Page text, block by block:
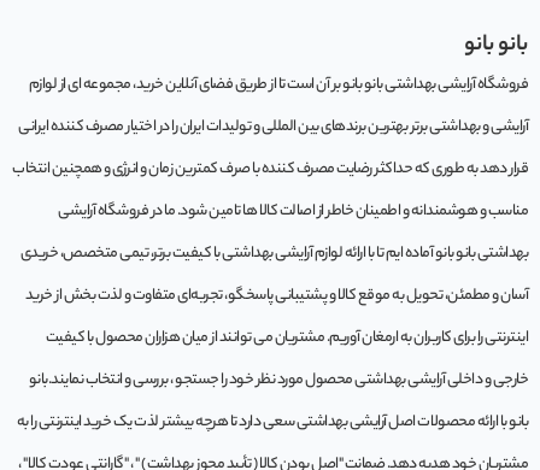
بانو بانو
فروشگاه آرایشی بهداشتی بانو بانو بر آن است تا از طریق فضای آنلاین خرید، مجموعه‌ ای از لوازم
آرایشی و بهداشتی برتر بهترین برندهای بین المللی و تولیدات ایران را در اختیار مصرف کننده ایرانی
قرار دهد به طوری که حداکثر رضایت مصرف کننده با صرف کمترین زمان و انرژی و همچنین انتخاب
مناسب و هوشمندانه و اطمینان خاطر از اصالت کالا ها تامین شود. ما در فروشگاه آرایشی
بهداشتی بانو بانو آماده ایم تا با ارائه لوازم آرایشی بهداشتی با کیفیت برتر، تیمی متخصص، خریدی
آسان و مطمئن، تحویل به موقع کالا و پشتیبانی پاسخگو، تجربه‌ای متفاوت و لذت بخش از خرید
اینترنتی را برای کاربران به ارمغان آوریم. مشتريان می توانند از ميان هزاران محصول با کيفيت
خارجی و داخلی آرایشی بهداشتی محصول مورد نظر خود را جستجو ، بررسی و انتخاب نمايند.بانو
بانو با ارائه محصولات اصل آرایشی بهداشتی سعی دارد تا هرچه بیشتر لذت یک خرید اینترنتی را به
مشتریان خود هدیه دهد. ضمانت "اصل بودن کالا ( تأیید مجوز بهداشت ) " ، "گارانتی عودت کالا" ،